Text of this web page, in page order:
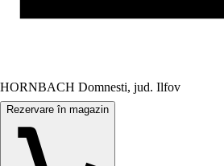
HORNBACH Domnesti, jud. Ilfov
Rezervare în magazin